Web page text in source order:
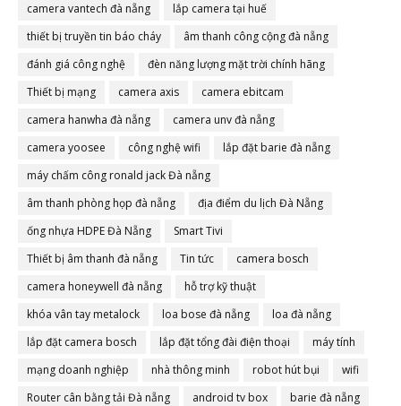
camera vantech đà nẵng
lắp camera tại huế
thiết bị truyền tin báo cháy
âm thanh công cộng đà nẵng
đánh giá công nghệ
đèn năng lượng mặt trời chính hãng
Thiết bị mạng
camera axis
camera ebitcam
camera hanwha đà nẵng
camera unv đà nẵng
camera yoosee
công nghệ wifi
lắp đặt barie đà nẵng
máy chấm công ronald jack Đà nẵng
âm thanh phòng họp đà nẵng
địa điểm du lịch Đà Nẵng
ống nhựa HDPE Đà Nẵng
Smart Tivi
Thiết bị âm thanh đà nẵng
Tin tức
camera bosch
camera honeywell đà nẵng
hỗ trợ kỹ thuật
khóa vân tay metalock
loa bose đà nẵng
loa đà nẵng
lắp đặt camera bosch
lắp đặt tổng đài điện thoại
máy tính
mạng doanh nghiệp
nhà thông minh robot hút bụi
wifi
Router cân bằng tải Đà nẵng
android tv box
barie đà nẵng